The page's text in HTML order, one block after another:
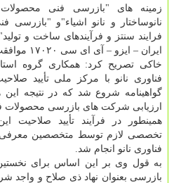
زمینه های "بازرسی فنی محصولات
نانوساختار و نانو اشیاء"و "بازرسی
فرایند سنتز و فرآیندهای ساخت و تولید"
ایران – ایزو – آی ای سی ۱۷۰۲۰ موافقت شد.
خاکی تصریح کرد: همکاری گروه
فناوری نانو با مرکز ملی تأیید
گواهینامه شروع شد که در نتیجه این
ارزیابی شرکت های بازرسی محصولات
همینطور در فرآیند تأیید صلاحیت
تخصصی لازم توسط متخصصین معرفی
فناوری نانو انجام شد.
به قول وی بر این اساس برای
بازرسی بعنوان نهاد ذی صلاح و واجد